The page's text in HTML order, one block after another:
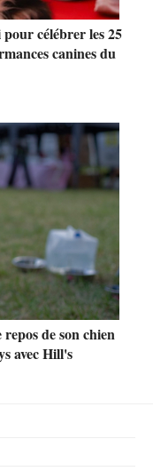
célébrer les 25
canines du
de son chien
avec Hill's